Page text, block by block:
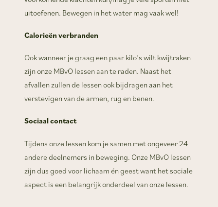
uitoefenen. Bewegen in het water mag vaak wel!
Calorieën verbranden
Ook wanneer je graag een paar kilo’s wilt kwijtraken
zijn onze MBvO lessen aan te raden. Naast het
afvallen zullen de lessen ook bijdragen aan het
verstevigen van de armen, rug en benen.
Sociaal contact
Tijdens onze lessen kom je samen met ongeveer 24
andere deelnemers in beweging. Onze MBvO lessen
zijn dus goed voor lichaam én geest want het sociale
aspect is een belangrijk onderdeel van onze lessen.